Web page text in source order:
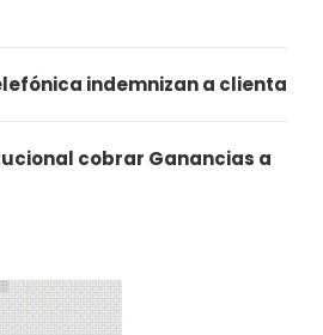
indemnizan a clienta
cobrar Ganancias a